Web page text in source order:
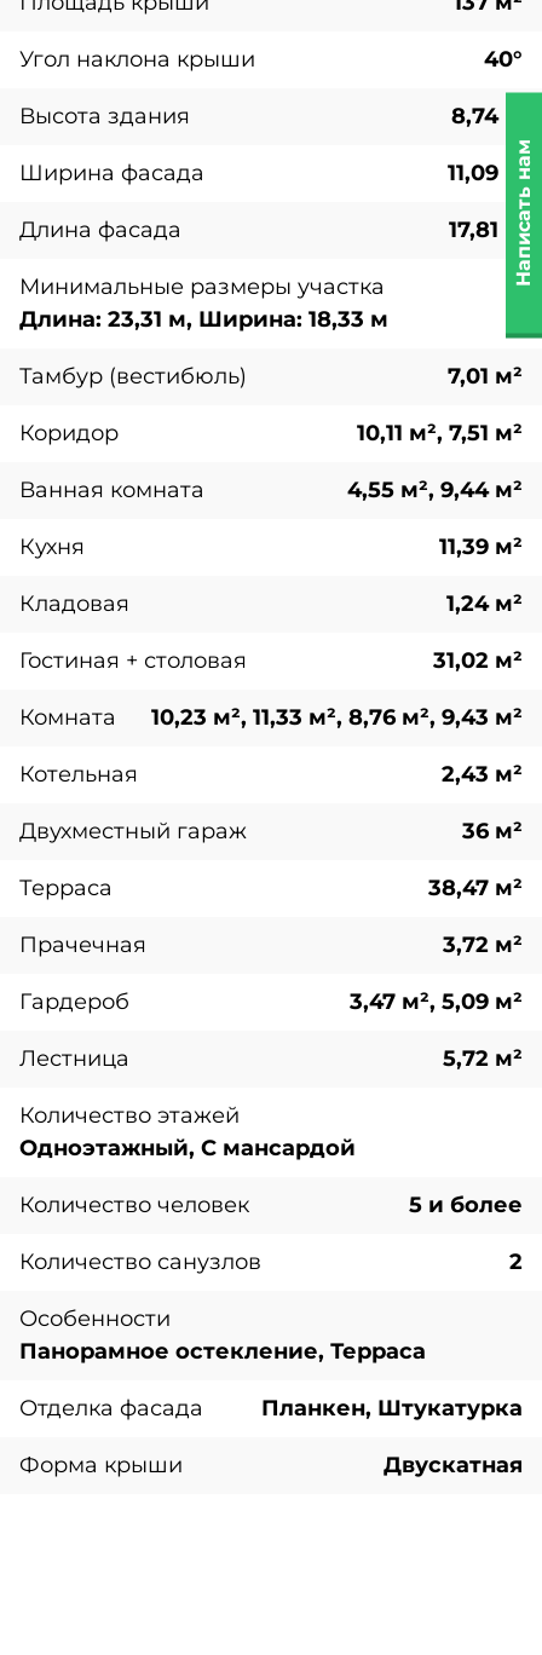
Угол наклона крыши 40°
Высота здания 8,74 м
Ширина фасада 11,09 м
Длина фасада 17,81 м
Минимальные размеры участка
Длина: 23,31 м, Ширина: 18,33 м
Тамбур (вестибюль) 7,01 м²
Коридор 10,11 м², 7,51 м²
Ванная комната 4,55 м², 9,44 м²
Кухня 11,39 м²
Кладовая 1,24 м²
Гостиная + столовая 31,02 м²
Комната 10,23 м², 11,33 м², 8,76 м², 9,43 м²
Котельная 2,43 м²
Двухместный гараж 36 м²
Терраса 38,47 м²
Прачечная 3,72 м²
Гардероб 3,47 м², 5,09 м²
Лестница 5,72 м²
Количество этажей
Одноэтажный, С мансардой
Количество человек 5 и более
Количество санузлов 2
Особенности
Панорамное остекление, Терраса
Отделка фасада Планкен, Штукатурка
Форма крыши Двускатная
Написать нам